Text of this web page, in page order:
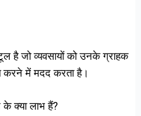
है जो व्यवसायों को उनके ग्राहक
करने में मदद करता है।
क्या लाभ हैं?